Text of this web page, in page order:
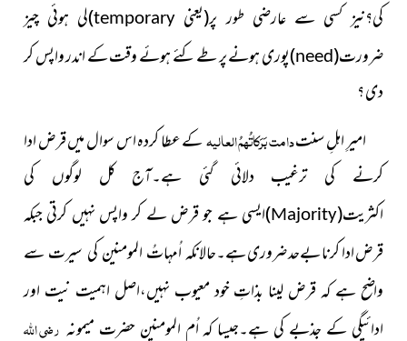
کی؟نیز کسی سے عارضی طور پر(یعنی temporary
)لی ہوئی چیز
ضرورت(need)پوری ہونے پر طے کئے ہوئے وقت کے اندر واپس کر
دی ؟
امیرِ اہلِ سنتدامت بَرَکاتُہمُ العالیہکے عطا کردہ اس سوال میں قرض ادا
کرنے کی ترغیب دلائی گئی ہے۔آج کل لوگوں کی
اکثریت(Majority)ایسی ہے جو قرض لے کر واپس نہیں کرتی جبکہ
قرض ادا کرنا بےحد ضروری ہے۔حالانکہ اُمہاتُ المومنین کی سیرت سے
واضح ہے کہ قرض لینا بذاتِ خود معیوب نہیں،اصل اہمیت نیت اور
ادائیگی کے جذبے کی ہے۔جیسا کہ اُم المومنین حضرت میمونہ رضی اللہ